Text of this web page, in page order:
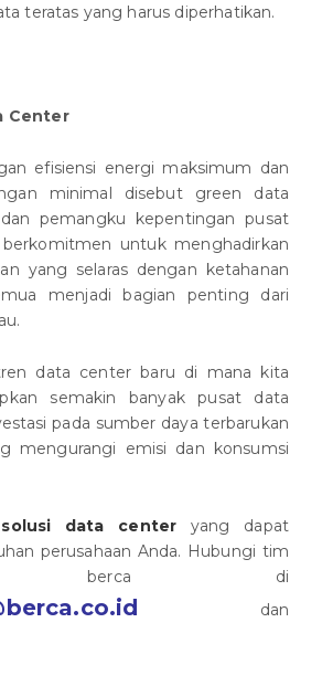
teratas yang harus diperhatikan.
Center
efisiensi energi maksimum dan
minimal disebut green data
pemangku kepentingan pusat
untuk menghadirkan
yang selaras dengan ketahanan
menjadi bagian penting dari
data center baru di mana kita
semakin banyak pusat data
pada sumber daya terbarukan
mengurangi emisi dan konsumsi
solusi data center yang dapat
perusahaan Anda. Hubungi tim
berca di
dan